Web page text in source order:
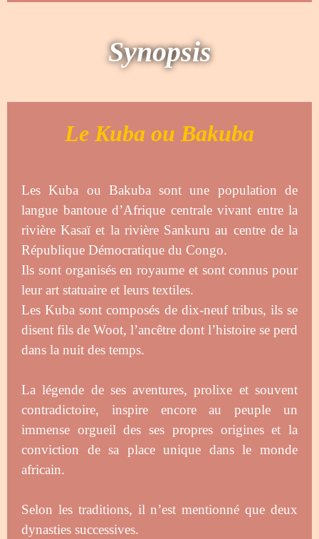
Synopsis
Le Kuba ou Bakuba
Les Kuba ou Bakuba sont une population de
langue bantoue d’Afrique centrale vivant entre la
rivière Kasaï et la rivière Sankuru au centre de la
République Démocratique du Congo.
Ils sont organisés en royaume et sont connus pour
leur art statuaire et leurs textiles.
Les Kuba sont composés de dix-neuf tribus, ils se
disent fils de Woot, l’ancêtre dont l’histoire se perd
dans la nuit des temps.
La légende de ses aventures, prolixe et souvent
contradictoire, inspire encore au peuple un
immense orgueil des ses propres origines et la
conviction de sa place unique dans le monde
africain.
Selon les traditions, il n’est mentionné que deux
dynasties successives.